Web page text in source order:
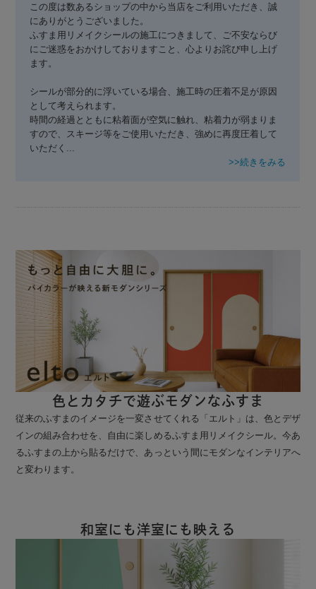
この度は数あるショップの中から当店をご利用いただき、誠
にありがとうございました。
ふすま用リメイクシールの施工につきまして、ご不安ならび
にご迷惑をおかけしておりますこと、心よりお詫び申し上げ
ます。
シールが部分的に浮いている場合、施工時の圧着不足が原因
として考えられます。
時間の経過とともに粘着面が空気に触れ、粘着力が弱まりま
すので、スキージ等をご使用いただき、強めに再度圧着して
いただく
>>続きをみる
色とカタチで遊ぶモダンなふすま
従来のふすまのイメージを一変させてくれる「エルト」は、色とデザ
インの組み合わせを、自由に楽しめるふすま用リメイクシール。今あ
るふすまの上から貼るだけで、あっという間にモダンなインテリアへ
と変わります。
和室にも洋室にも映える